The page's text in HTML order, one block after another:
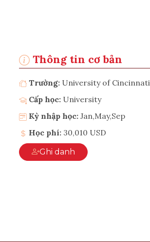
Thông tin cơ bản
Trường: University of Cincinnati
Cấp học: University
Kỳ nhập học: Jan,May,Sep
Học phí: 30,010 USD
Ghi danh